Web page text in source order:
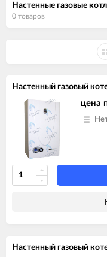
Настенные газовые
0 товаров
Настенный газовый
цена
Настенный газовый